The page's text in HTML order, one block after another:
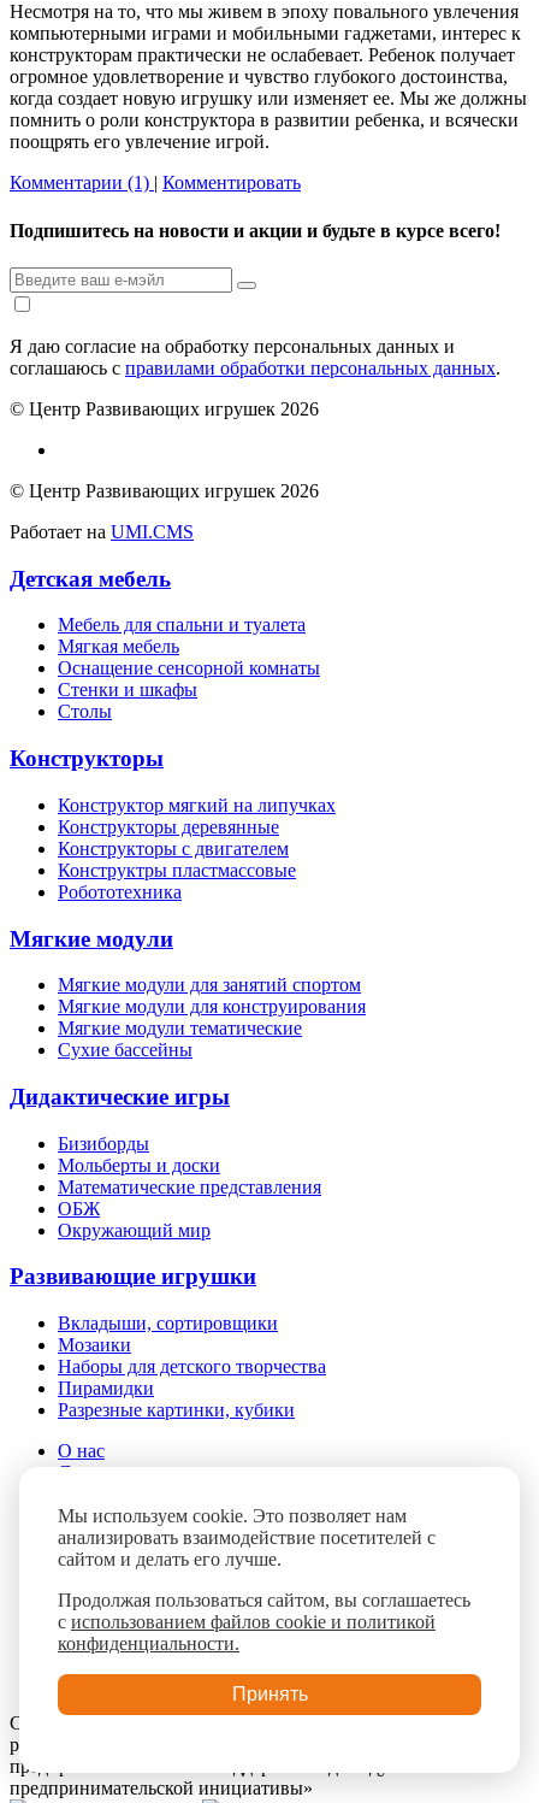
Несмотря на то, что мы живем в эпоху повального увлечения
компьютерными играми и мобильными гаджетами, интерес к
конструкторам практически не ослабевает. Ребенок получает
огромное удовлетворение и чувство глубокого достоинства,
когда создает новую игрушку или изменяет ее. Мы же должны
помнить о роли конструктора в развитии ребенка, и всячески
поощрять его увлечение игрой.
Комментарии (1) | Комментировать
Подпишитесь на новости и акции и будьте в курсе всего!
Я даю согласие на обработку персональных данных и
соглашаюсь с правилами обработки персональных данных.
© Центр Развивающих игрушек 2026
© Центр Развивающих игрушек 2026
Работает на UMI.CMS
Детская мебель
Мебель для спальни и туалета
Мягкая мебель
Оснащение сенсорной комнаты
Стенки и шкафы
Столы
Конструкторы
Конструктор мягкий на липучках
Конструкторы деревянные
Конструкторы с двигателем
Конструктры пластмассовые
Робототехника
Мягкие модули
Мягкие модули для занятий спортом
Мягкие модули для конструирования
Мягкие модули тематические
Сухие бассейны
Дидактические игры
Бизиборды
Мольберты и доски
Математические представления
ОБЖ
Окружающий мир
Развивающие игрушки
Вкладыши, сортировщики
Мозаики
Наборы для детского творчества
Пирамидки
Разрезные картинки, кубики
О нас
Доставка и оплата
Контакты
Блог
Сайт разработан при поддержке ГАУ КО «Мой бизнес» в
рамках реализации национального проекта «Малое и среднее
предпринимательство и поддержка индивидуальной
предпринимательской инициативы»
Мы используем cookie. Это позволяет нам
анализировать взаимодействие посетителей с
сайтом и делать его лучше.
Продолжая пользоваться сайтом, вы соглашаетесь
с использованием файлов cookie и политикой
конфиденциальности.
Принять